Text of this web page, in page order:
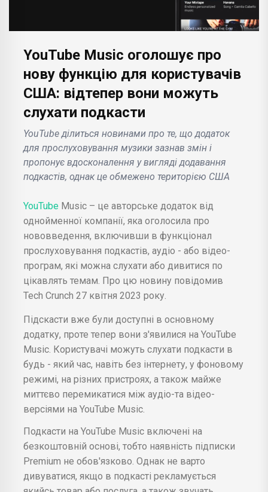
YouTube Music оголошує про
нову функцію для користувачів
США: відтепер вони можуть
слухати подкасти
YouTube ділиться новинами про те, що додаток
для прослуховування музики зазнав змін і
пропонує вдосконалення у вигляді додавання
подкастів, однак це обмежено територією США
YouTube Music – це авторське додаток від
однойменної компанії, яка оголосила про
нововведення, включивши в функціонал
прослуховування подкастів, аудіо - або відео-
програм, які можна слухати або дивитися по
цікавлять темам. Про цю новину повідомив
Tech Crunch 27 квітня 2023 року.
Підскасти вже були доступні в основному
додатку, проте тепер вони з'явилися на YouTube
Music. Користувачі можуть слухати подкасти в
будь - який час, навіть без інтернету, у фоновому
режимі, на різних пристроях, а також майже
миттєво перемикатися між аудіо-та відео-
версіями на YouTube Music.
Подкасти на YouTube Music включені на
безкоштовній основі, тобто наявність підписки
Premium не обов'язково. Однак не варто
дивуватися, якщо в подкасті рекламується